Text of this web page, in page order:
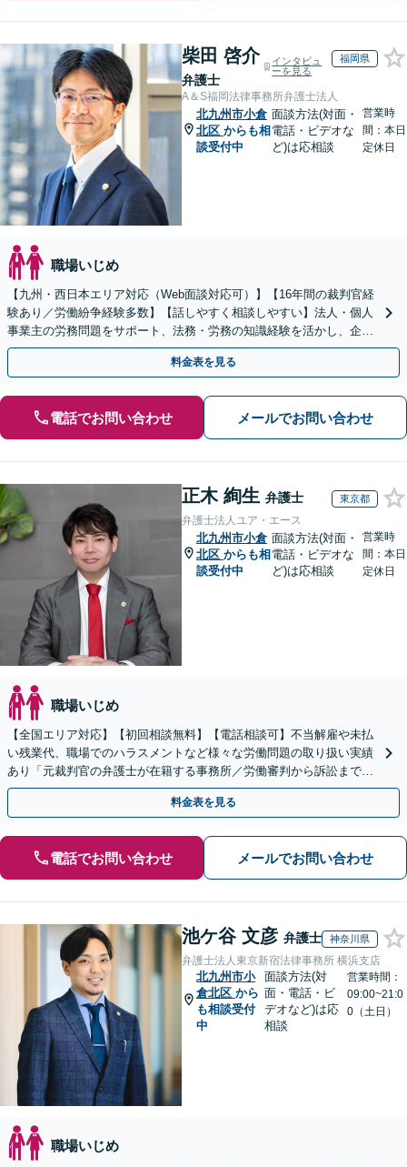
柴田 啓介
弁護士
インタビュ
ーを見る
福岡県
A＆S福岡法律事務所弁護士法人
北九州市小倉
北区 からも相
談受付中
面談方法(対面・
電話・ビデオな
ど)は応相談
営業時
間：本日
定休日
職場いじめ
【九州・西日本エリア対応（Web面談対応可）】【16年間の裁判官経
験あり／労働紛争経験多数】【話しやすく相談しやすい】法人・個人
事業主の労務問題をサポート、法務・労務の知識経験を活かし、企業
側から御社の労働問題解決に尽力します。
料金表を見る
電話でお問い合わせ メールでお問い合わせ
正木 絢生 弁護士 東京都
弁護士法人ユア・エース
北九州市小倉
北区 からも相
談受付中
面談方法(対面・
電話・ビデオな
ど)は応相談
営業時
間：本日
定休日
職場いじめ
【全国エリア対応】【初回相談無料】【電話相談可】不当解雇や未払
い残業代、職場でのハラスメントなど様々な労働問題の取り扱い実績
あり「元裁判官の弁護士が在籍する事務所／労働審判から訴訟まで、
裁判官経験を活かした最適な戦略を立案」
料金表を見る
電話でお問い合わせ メールでお問い合わせ
池ケ谷 文彦 弁護士 神奈川県
弁護士法人東京新宿法律事務所 横浜支店
北九州市小
倉北区 から
も相談受付
中
面談方法(対
面・電話・ビ
デオなど)は応
相談
営業時間：
09:00~21:0
0（土日）
職場いじめ